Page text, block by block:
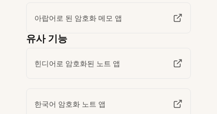
아랍어로 된 암호화 메모 앱
유사 기능
힌디어로 암호화된 노트 앱
한국어 암호화 노트 앱